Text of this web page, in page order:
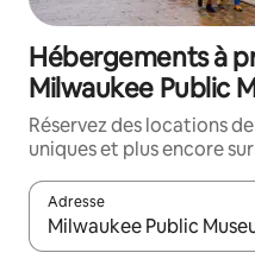
Hébergements à
Milwaukee Public
Réservez des locations
uniques et plus encore
Adresse
Lorsque les résultats